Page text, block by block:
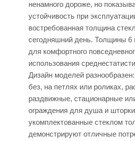
ненамного дороже, но
устойчивость при
востребованная толщина
сегодняшний день. Толщины 6
для комфортного
использования
Дизайн моделей
без, на петлях или роликах,
раздвижные, стационарные
ограждения для душа и шторки
укомплектованные стеклом
демонстрируют отличные